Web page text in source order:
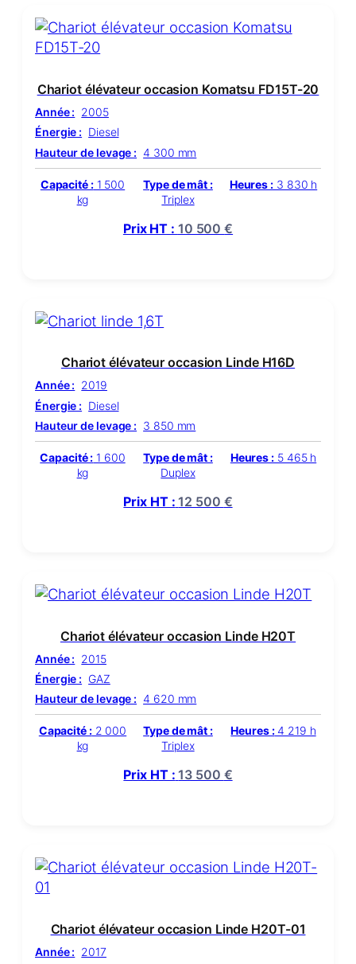
Chariot élévateur occasion Komatsu FD15T-20
Année : 2005
Énergie : Diesel
Hauteur de levage : 4 300 mm
Capacité :1 500
kg
Type de mât :
Triplex
Heures : 3 830 h
Prix HT : 10 500€
Chariot élévateur occasion Linde H16D
Année : 2019
Énergie : Diesel
Hauteur de levage : 3 850 mm
Capacité : 1 600
kg
Type de mât :
Duplex
Heures : 5 465 h
Prix HT : 12 500 €
Chariot élévateur occasion Linde H20T
Année : 2015
Énergie : GAZ
Hauteur de levage : 4 620 mm
Capacité :2 000
kg
Type de mât :
Triplex
Heures :4 219 h
Prix HT : 13 500 €
Chariot élévateur occasion Linde H20T-01
Année : 2017